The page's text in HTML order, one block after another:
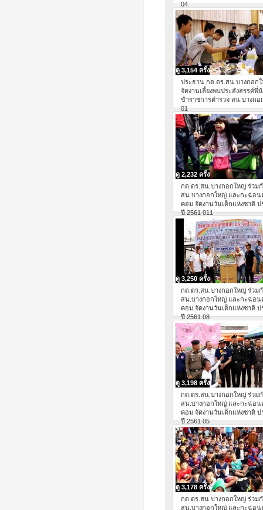
04
ดู 3,154 ครั้ง
ประธาน กต.ตร.สน.บางกอก
จัดงานเลี้ยงพบประสังสรรค์พี่
ข้าราชการตำรวจ สน.บางกอ
01
ดู 2,232 ครั้ง
กต.ตร.สน.บางกอกใหญ่ ร่วม
สน.บางกอกใหญ่ และกะฉ่อน
คอม จัดงานวันเด็กแห่งชาติ ป
ปี 2561 011
ดู 3,250 ครั้ง
กต.ตร.สน.บางกอกใหญ่ ร่วม
สน.บางกอกใหญ่ และกะฉ่อน
คอม จัดงานวันเด็กแห่งชาติ ป
ปี 2561 08
ดู 3,198 ครั้ง
กต.ตร.สน.บางกอกใหญ่ ร่วม
สน.บางกอกใหญ่ และกะฉ่อน
คอม จัดงานวันเด็กแห่งชาติ ป
ปี 2561 05
ดู 3,178 ครั้ง
กต.ตร.สน.บางกอกใหญ่ ร่วม
สน.บางกอกใหญ่ และกะฉ่อน